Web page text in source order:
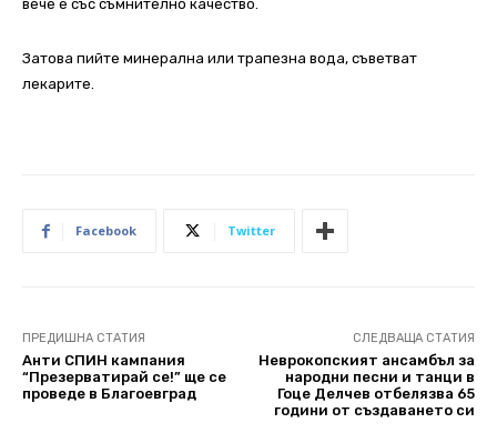
вече е със съмнително качество.
Затова пийте минерална или трапезна вода, съветват
лекарите.
Facebook Twitter
ПРЕДИШНА СТАТИЯ
Анти СПИН кампания
“Презерватирай се!” ще се
проведе в Благоевград
СЛЕДВАЩА СТАТИЯ
Неврокопският ансамбъл за
народни песни и танци в
Гоце Делчев отбелязва 65
години от създаването си